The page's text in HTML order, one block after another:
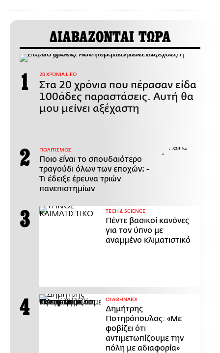
ΔΙΑΒΑΖΟΝΤΑΙ ΤΩΡΑ
20 ΧΡΟΝΙΑ LIFO
Στα 20 χρόνια που πέρασαν είδα
100άδες παραστάσεις. Αυτή θα
μου μείνει αξέχαστη
ΠΟΛΙΤΙΣΜΟΣ
Ποιο είναι το σπουδαιότερο
τραγούδι όλων των εποχών; -
Τι έδειξε έρευνα τριών
πανεπιστημίων
ΤECH & SCIENCE
Πέντε βασικοί κανόνες
για τον ύπνο με
αναμμένο κλιματιστικό
ΟΙ ΑΘΗΝΑΙΟΙ
Δημήτρης
Ποτηρόπουλος: «Με
φοβίζει ότι
αντιμετωπίζουμε την
πόλη με αδιαφορία»